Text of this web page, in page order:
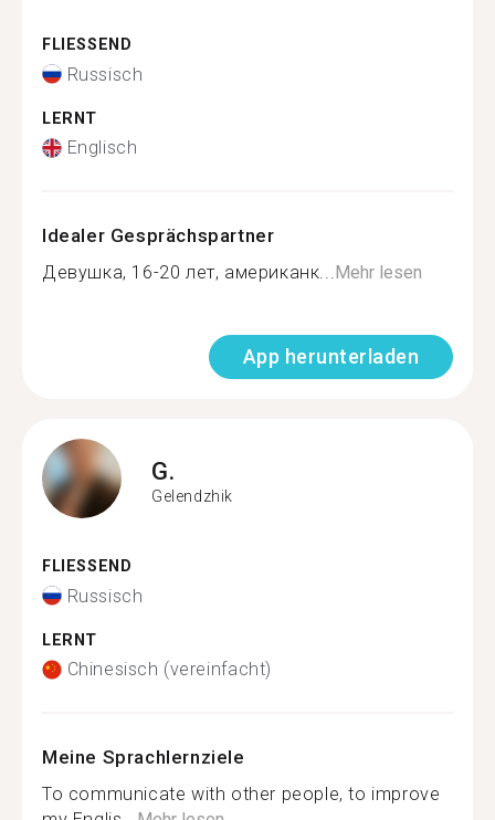
FLIESSEND
Russisch
LERNT
Englisch
Idealer Gesprächspartner
Девушка, 16-20 лет, американк...Mehr lesen
App herunterladen
G.
Gelendzhik
FLIESSEND
Russisch
LERNT
Chinesisch (vereinfacht)
Meine Sprachlernziele
To communicate with other people, to improve